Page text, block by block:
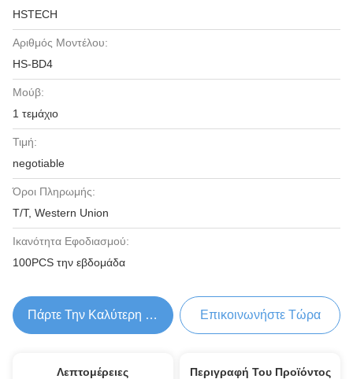
HSTECH
Αριθμός Μοντέλου:
HS-BD4
Μούβ:
1 τεμάχιο
Τιμή:
negotiable
Όροι Πληρωμής:
T/T, Western Union
Ικανότητα Εφοδιασμού:
100PCS την εβδομάδα
Πάρτε Την Καλύτερη Τιμή Επικοινωνήστε Τώρα
Λεπτομέρειες Περιγραφή Του Προϊόντος